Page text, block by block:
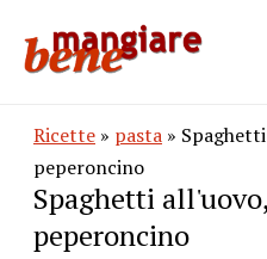
Ricette » pasta »
peperoncino
Spaghetti
peperoncino